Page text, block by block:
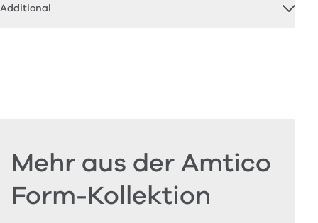
Additional
Mehr aus der Amtico
Form-Kollektion